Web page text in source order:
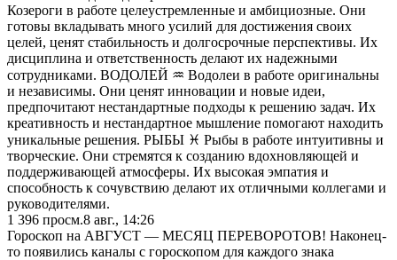
Козероги в работе целеустремленные и амбициозные. Они
готовы вкладывать много усилий для достижения своих
целей, ценят стабильность и долгосрочные перспективы. Их
дисциплина и ответственность делают их надежными
сотрудниками. ВОДОЛЕЙ ♒️ Водолеи в работе оригинальны
и независимы. Они ценят инновации и новые идеи,
предпочитают нестандартные подходы к решению задач. Их
креативность и нестандартное мышление помогают находить
уникальные решения. РЫБЫ ♓️ Рыбы в работе интуитивны и
творческие. Они стремятся к созданию вдохновляющей и
поддерживающей атмосферы. Их высокая эмпатия и
способность к сочувствию делают их отличными коллегами и
руководителями.
1 396 просм.8 авг., 14:26
Гороскоп на АВГУСТ — МЕСЯЦ ПЕРЕВОРОТОВ! Наконец-
то появились каналы с гороскопом для каждого знака